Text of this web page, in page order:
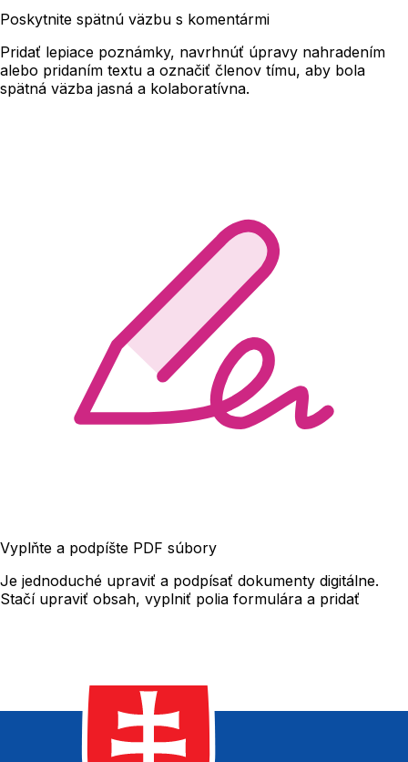
Poskytnite spätnú väzbu s komentármi
Pridať lepiace poznámky, navrhnúť úpravy nahradením
alebo pridaním textu a označiť členov tímu, aby bola
spätná väzba jasná a kolaboratívna.
Vyplňte a podpíšte PDF súbory
Je jednoduché upraviť a podpísať dokumenty digitálne.
Stačí upraviť obsah, vyplniť polia formulára a pridať